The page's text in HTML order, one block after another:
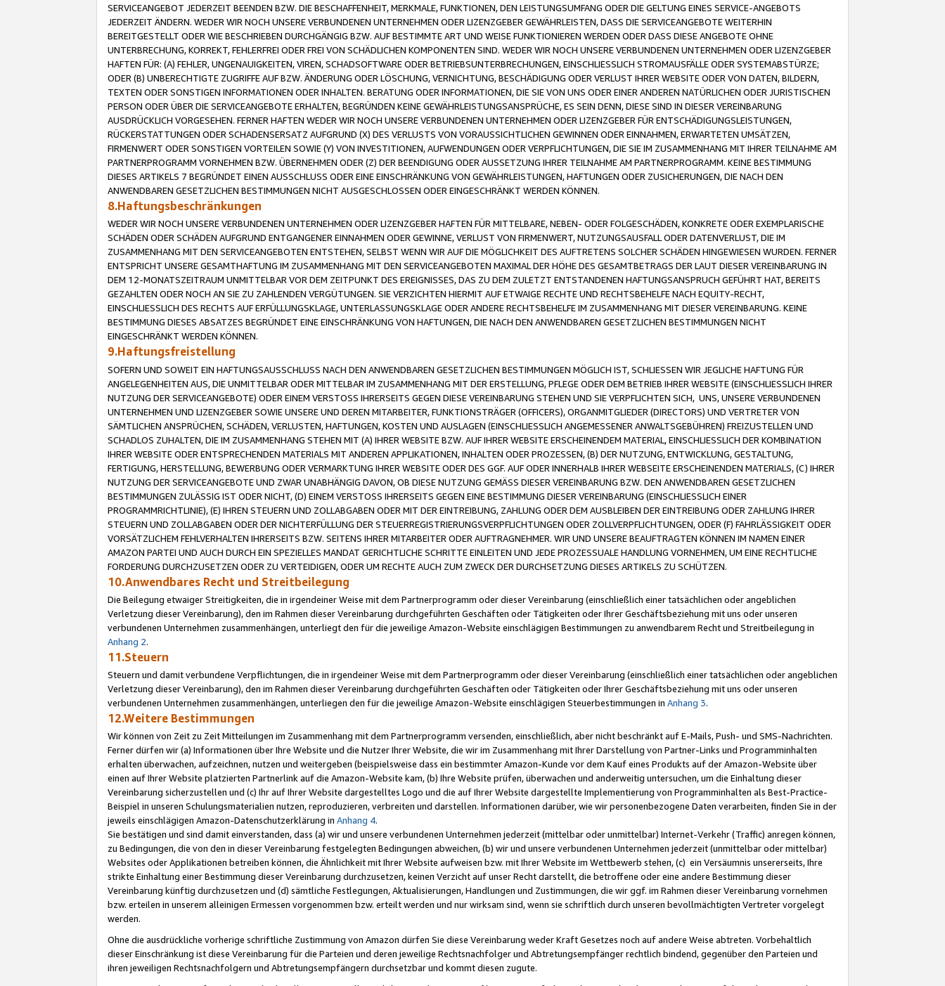
SERVICEANGEBOT JEDERZEIT BEENDEN BZW. DIE BESCHAFFENHEIT, MERKMALE, FUNKTIONEN, DEN LEISTUNGSUMFANG ODER DIE GELTUNG EINES SERVICE-ANGEBOTS
JEDERZEIT ÄNDERN. WEDER WIR NOCH UNSERE VERBUNDENEN UNTERNEHMEN ODER LIZENZGEBER GEWÄHRLEISTEN, DASS DIE SERVICEANGEBOTE WEITERHIN
BEREITGESTELLT ODER WIE BESCHRIEBEN DURCHGÄNGIG BZW. AUF BESTIMMTE ART UND WEISE FUNKTIONIEREN WERDEN ODER DASS DIESE ANGEBOTE OHNE
UNTERBRECHUNG, KORREKT, FEHLERFREI ODER FREI VON SCHÄDLICHEN KOMPONENTEN SIND. WEDER WIR NOCH UNSERE VERBUNDENEN UNTERNEHMEN ODER LIZENZGEBER
HAFTEN FÜR: (A) FEHLER, UNGENAUIGKEITEN, VIREN, SCHADSOFTWARE ODER BETRIEBSUNTERBRECHUNGEN, EINSCHLIESSLICH STROMAUSFÄLLE ODER SYSTEMABSTÜRZE;
ODER (B) UNBERECHTIGTE ZUGRIFFE AUF BZW. ÄNDERUNG ODER LÖSCHUNG, VERNICHTUNG, BESCHÄDIGUNG ODER VERLUST IHRER WEBSITE ODER VON DATEN, BILDERN,
TEXTEN ODER SONSTIGEN INFORMATIONEN ODER INHALTEN. BERATUNG ODER INFORMATIONEN, DIE SIE VON UNS ODER EINER ANDEREN NATÜRLICHEN ODER JURISTISCHEN
PERSON ODER ÜBER DIE SERVICEANGEBOTE ERHALTEN, BEGRÜNDEN KEINE GEWÄHRLEISTUNGSANSPRÜCHE, ES SEIN DENN, DIESE SIND IN DIESER VEREINBARUNG
AUSDRÜCKLICH VORGESEHEN. FERNER HAFTEN WEDER WIR NOCH UNSERE VERBUNDENEN UNTERNEHMEN ODER LIZENZGEBER FÜR ENTSCHÄDIGUNGSLEISTUNGEN,
RÜCKERSTATTUNGEN ODER SCHADENSERSATZ AUFGRUND (X) DES VERLUSTS VON VORAUSSICHTLICHEN GEWINNEN ODER EINNAHMEN, ERWARTETEN UMSÄTZEN,
FIRMENWERT ODER SONSTIGEN VORTEILEN SOWIE (Y) VON INVESTITIONEN, AUFWENDUNGEN ODER VERPFLICHTUNGEN, DIE SIE IM ZUSAMMENHANG MIT IHRER TEILNAHME AM
PARTNERPROGRAMM VORNEHMEN BZW. ÜBERNEHMEN ODER (Z) DER BEENDIGUNG ODER AUSSETZUNG IHRER TEILNAHME AM PARTNERPROGRAMM. KEINE BESTIMMUNG
DIESES ARTIKELS 7 BEGRÜNDET EINEN AUSSCHLUSS ODER EINE EINSCHRÄNKUNG VON GEWÄHRLEISTUNGEN, HAFTUNGEN ODER ZUSICHERUNGEN, DIE NACH DEN
ANWENDBAREN GESETZLICHEN BESTIMMUNGEN NICHT AUSGESCHLOSSEN ODER EINGESCHRÄNKT WERDEN KÖNNEN.
8.Haftungsbeschränkungen
WEDER WIR NOCH UNSERE VERBUNDENEN UNTERNEHMEN ODER LIZENZGEBER HAFTEN FÜR MITTELBARE, NEBEN- ODER FOLGESCHÄDEN, KONKRETE ODER EXEMPLARISCHE
SCHÄDEN ODER SCHÄDEN AUFGRUND ENTGANGENER EINNAHMEN ODER GEWINNE, VERLUST VON FIRMENWERT, NUTZUNGSAUSFALL ODER DATENVERLUST, DIE IM
ZUSAMMENHANG MIT DEN SERVICEANGEBOTEN ENTSTEHEN, SELBST WENN WIR AUF DIE MÖGLICHKEIT DES AUFTRETENS SOLCHER SCHÄDEN HINGEWIESEN WURDEN. FERNER
ENTSPRICHT UNSERE GESAMTHAFTUNG IM ZUSAMMENHANG MIT DEN SERVICEANGEBOTEN MAXIMAL DER HÖHE DES GESAMTBETRAGS DER LAUT DIESER VEREINBARUNG IN
DEM 12-MONATSZEITRAUM UNMITTELBAR VOR DEM ZEITPUNKT DES EREIGNISSES, DAS ZU DEM ZULETZT ENTSTANDENEN HAFTUNGSANSPRUCH GEFÜHRT HAT, BEREITS
GEZAHLTEN ODER NOCH AN SIE ZU ZAHLENDEN VERGÜTUNGEN. SIE VERZICHTEN HIERMIT AUF ETWAIGE RECHTE UND RECHTSBEHELFE NACH EQUITY-RECHT,
EINSCHLIESSLICH DES RECHTS AUF ERFÜLLUNGSKLAGE, UNTERLASSUNGSKLAGE ODER ANDERE RECHTSBEHELFE IM ZUSAMMENHANG MIT DIESER VEREINBARUNG. KEINE
BESTIMMUNG DIESES ABSATZES BEGRÜNDET EINE EINSCHRÄNKUNG VON HAFTUNGEN, DIE NACH DEN ANWENDBAREN GESETZLICHEN BESTIMMUNGEN NICHT
EINGESCHRÄNKT WERDEN KÖNNEN.
9.Haftungsfreistellung
SOFERN UND SOWEIT EIN HAFTUNGSAUSSCHLUSS NACH DEN ANWENDBAREN GESETZLICHEN BESTIMMUNGEN MÖGLICH IST, SCHLIESSEN WIR JEGLICHE HAFTUNG FÜR
ANGELEGENHEITEN AUS, DIE UNMITTELBAR ODER MITTELBAR IM ZUSAMMENHANG MIT DER ERSTELLUNG, PFLEGE ODER DEM BETRIEB IHRER WEBSITE (EINSCHLIESSLICH IHRER
NUTZUNG DER SERVICEANGEBOTE) ODER EINEM VERSTOSS IHRERSEITS GEGEN DIESE VEREINBARUNG STEHEN UND SIE VERPFLICHTEN SICH, UNS, UNSERE VERBUNDENEN
UNTERNEHMEN UND LIZENZGEBER SOWIE UNSERE UND DEREN MITARBEITER, FUNKTIONSTRÄGER (OFFICERS), ORGANMITGLIEDER (DIRECTORS) UND VERTRETER VON
SÄMTLICHEN ANSPRÜCHEN, SCHÄDEN, VERLUSTEN, HAFTUNGEN, KOSTEN UND AUSLAGEN (EINSCHLIESSLICH ANGEMESSENER ANWALTSGEBÜHREN) FREIZUSTELLEN UND
SCHADLOS ZUHALTEN, DIE IM ZUSAMMENHANG STEHEN MIT (A) IHRER WEBSITE BZW. AUF IHRER WEBSITE ERSCHEINENDEM MATERIAL, EINSCHLIESSLICH DER KOMBINATION
IHRER WEBSITE ODER ENTSPRECHENDEN MATERIALS MIT ANDEREN APPLIKATIONEN, INHALTEN ODER PROZESSEN, (B) DER NUTZUNG, ENTWICKLUNG, GESTALTUNG,
FERTIGUNG, HERSTELLUNG, BEWERBUNG ODER VERMARKTUNG IHRER WEBSITE ODER DES GGF. AUF ODER INNERHALB IHRER WEBSEITE ERSCHEINENDEN MATERIALS, (C) IHRER
NUTZUNG DER SERVICEANGEBOTE UND ZWAR UNABHÄNGIG DAVON, OB DIESE NUTZUNG GEMÄSS DIESER VEREINBARUNG BZW. DEN ANWENDBAREN GESETZLICHEN
BESTIMMUNGEN ZULÄSSIG IST ODER NICHT, (D) EINEM VERSTOSS IHRERSEITS GEGEN EINE BESTIMMUNG DIESER VEREINBARUNG (EINSCHLIESSLICH EINER
PROGRAMMRICHTLINIE), (E) IHREN STEUERN UND ZOLLABGABEN ODER MIT DER EINTREIBUNG, ZAHLUNG ODER DEM AUSBLEIBEN DER EINTREIBUNG ODER ZAHLUNG IHRER
STEUERN UND ZOLLABGABEN ODER DER NICHTERFÜLLUNG DER STEUERREGISTRIERUNGSVERPFLICHTUNGEN ODER ZOLLVERPFLICHTUNGEN, ODER (F) FAHRLÄSSIGKEIT ODER
VORSÄTZLICHEM FEHLVERHALTEN IHRERSEITS BZW. SEITENS IHRER MITARBEITER ODER AUFTRAGNEHMER. WIR UND UNSERE BEAUFTRAGTEN KÖNNEN IM NAMEN EINER
AMAZON PARTEI UND AUCH DURCH EIN SPEZIELLES MANDAT GERICHTLICHE SCHRITTE EINLEITEN UND JEDE PROZESSUALE HANDLUNG VORNEHMEN, UM EINE RECHTLICHE
FORDERUNG DURCHZUSETZEN ODER ZU VERTEIDIGEN, ODER UM RECHTE AUCH ZUM ZWECK DER DURCHSETZUNG DIESES ARTIKELS ZU SCHÜTZEN.
10.Anwendbares Recht und Streitbeilegung
Die Beilegung etwaiger Streitigkeiten, die in irgendeiner Weise mit dem Partnerprogramm oder dieser Vereinbarung (einschließlich einer tatsächlichen oder angeblichen
Verletzung dieser Vereinbarung), den im Rahmen dieser Vereinbarung durchgeführten Geschäften oder Tätigkeiten oder Ihrer Geschäftsbeziehung mit uns oder unseren
verbundenen Unternehmen zusammenhängen, unterliegt den für die jeweilige Amazon-Website einschlägigen Bestimmungen zu anwendbarem Recht und Streitbeilegung in
Anhang 2.
11.Steuern
Steuern und damit verbundene Verpflichtungen, die in irgendeiner Weise mit dem Partnerprogramm oder dieser Vereinbarung (einschließlich einer tatsächlichen oder angeblichen
Verletzung dieser Vereinbarung), den im Rahmen dieser Vereinbarung durchgeführten Geschäften oder Tätigkeiten oder Ihrer Geschäftsbeziehung mit uns oder unseren
verbundenen Unternehmen zusammenhängen, unterliegen den für die jeweilige Amazon-Website einschlägigen Steuerbestimmungen in Anhang 3.
12.Weitere Bestimmungen
Wir können von Zeit zu Zeit Mitteilungen im Zusammenhang mit dem Partnerprogramm versenden, einschließlich, aber nicht beschränkt auf E-Mails, Push- und SMS-Nachrichten.
Ferner dürfen wir (a) Informationen über Ihre Website und die Nutzer Ihrer Website, die wir im Zusammenhang mit Ihrer Darstellung von Partner-Links und Programminhalten
erhalten überwachen, aufzeichnen, nutzen und weitergeben (beispielsweise dass ein bestimmter Amazon-Kunde vor dem Kauf eines Produkts auf der Amazon-Website über
einen auf Ihrer Website platzierten Partnerlink auf die Amazon-Website kam, (b) Ihre Website prüfen, überwachen und anderweitig untersuchen, um die Einhaltung dieser
Vereinbarung sicherzustellen und (c) Ihr auf Ihrer Website dargestelltes Logo und die auf Ihrer Website dargestellte Implementierung von Programminhalten als Best-Practice-
Beispiel in unseren Schulungsmaterialien nutzen, reproduzieren, verbreiten und darstellen. Informationen darüber, wie wir personenbezogene Daten verarbeiten, finden Sie in der
jeweils einschlägigen Amazon-Datenschutzerklärung in Anhang 4.
Sie bestätigen und sind damit einverstanden, dass (a) wir und unsere verbundenen Unternehmen jederzeit (mittelbar oder unmittelbar) Internet-Verkehr (Traffic) anregen können,
zu Bedingungen, die von den in dieser Vereinbarung festgelegten Bedingungen abweichen, (b) wir und unsere verbundenen Unternehmen jederzeit (unmittelbar oder mittelbar)
Websites oder Applikationen betreiben können, die Ähnlichkeit mit Ihrer Website aufweisen bzw. mit Ihrer Website im Wettbewerb stehen, (c) ein Versäumnis unsererseits, Ihre
strikte Einhaltung einer Bestimmung dieser Vereinbarung durchzusetzen, keinen Verzicht auf unser Recht darstellt, die betroffene oder eine andere Bestimmung dieser
Vereinbarung künftig durchzusetzen und (d) sämtliche Festlegungen, Aktualisierungen, Handlungen und Zustimmungen, die wir ggf. im Rahmen dieser Vereinbarung vornehmen
bzw. erteilen in unserem alleinigen Ermessen vorgenommen bzw. erteilt werden und nur wirksam sind, wenn sie schriftlich durch unseren bevollmächtigten Vertreter vorgelegt
werden.
Ohne die ausdrückliche vorherige schriftliche Zustimmung von Amazon dürfen Sie diese Vereinbarung weder Kraft Gesetzes noch auf andere Weise abtreten. Vorbehaltlich
dieser Einschränkung ist diese Vereinbarung für die Parteien und deren jeweilige Rechtsnachfolger und Abtretungsempfänger rechtlich bindend, gegenüber den Parteien und
ihren jeweiligen Rechtsnachfolgern und Abtretungsempfängern durchsetzbar und kommt diesen zugute.